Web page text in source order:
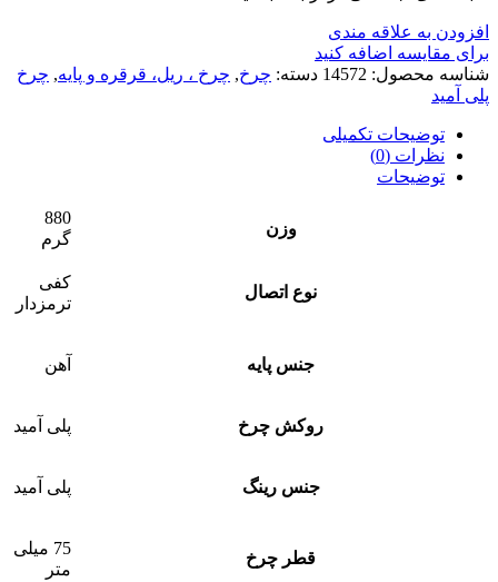
افزودن به علاقه مندی
برای مقایسه اضافه کنید
شناسه محصول: 14572 دسته: چرخ, چرخ ، ریل، قرقره و پایه, چرخ
پلی آمید
توضیحات تکمیلی
نظرات (0)
توضیحات
وزن
880
گرم
نوع اتصال
کفی
ترمزدار
جنس پایه آهن
روکش چرخ پلی آمید
جنس رینگ پلی آمید
قطر چرخ
75 میلی
متر